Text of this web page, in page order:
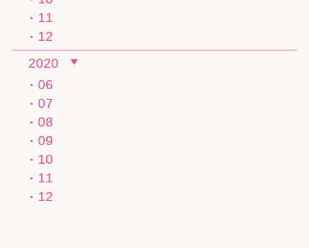
11
12
2020
06
07
08
09
10
11
12